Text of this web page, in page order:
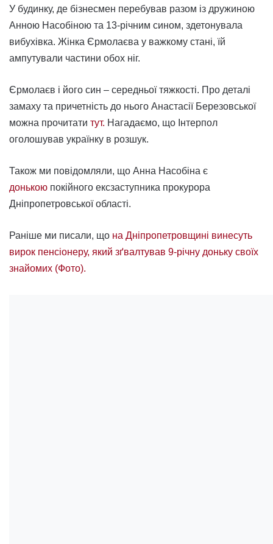
У будинку, де бізнесмен перебував разом із дружиною
Анною Насобіною та 13-річним сином, здетонувала
вибухівка. Жінка Єрмолаєва у важкому стані, їй
ампутували частини обох ніг.
Єрмолаєв і його син – середньої тяжкості. Про деталі
замаху та причетність до нього Анастасії Березовської
можна прочитати тут. Нагадаємо, що Інтерпол
оголошував українку в розшук.
Також ми повідомляли, що Анна Насобіна є
донькою покійного ексзаступника прокурора
Дніпропетровської області.
Раніше ми писали, що на Дніпропетровщині винесуть
вирок пенсіонеру, який зґвалтував 9-річну доньку своїх
знайомих (Фото).